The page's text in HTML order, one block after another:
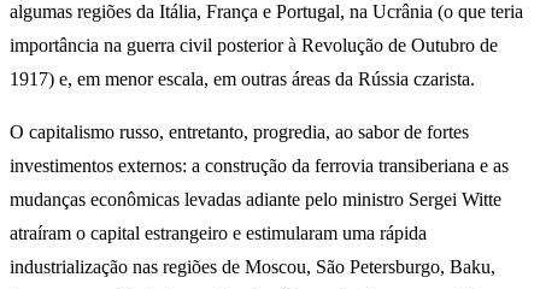
algumas regiões da Itália, França e Portugal, na Ucrânia (o que teria
importância na guerra civil posterior à Revolução de Outubro de
1917) e, em menor escala, em outras áreas da Rússia czarista.
O capitalismo russo, entretanto, progredia, ao sabor de fortes
investimentos externos: a construção da ferrovia transiberiana e as
mudanças econômicas levadas adiante pelo ministro Sergei Witte
atraíram o capital estrangeiro e estimularam uma rápida
industrialização nas regiões de Moscou, São Petersburgo, Baku,